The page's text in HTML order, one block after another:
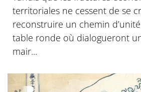
territoriales ne cessent de se
reconstruire un chemin
table ronde où dialogueront
mair...